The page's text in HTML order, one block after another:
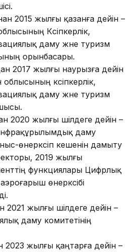
2015 жылғы қазанға дейін –
Кәсіпкерлік,
даму және туризм
орынбасары.
2017 жылғы наурызға дейін
кәсіпкерлік,
даму және туризм
2020 жылғы шілдеге дейін –
даму
өнеркәсіп кешенін дамыту
2019 жылғы
функциялары Цифрлық
өнеркәсібі
2021 жылғы шілдеге дейін –
даму комитетінің
жылғы қаңтарға дейін –